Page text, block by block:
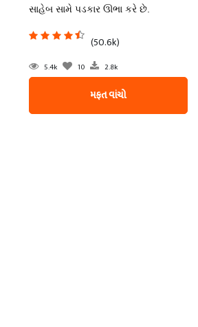
સાહેબ સામે પડકાર ઊભા કરે છે.
(50.6k)
5.4k 10 2.8k
મફત વાંચો